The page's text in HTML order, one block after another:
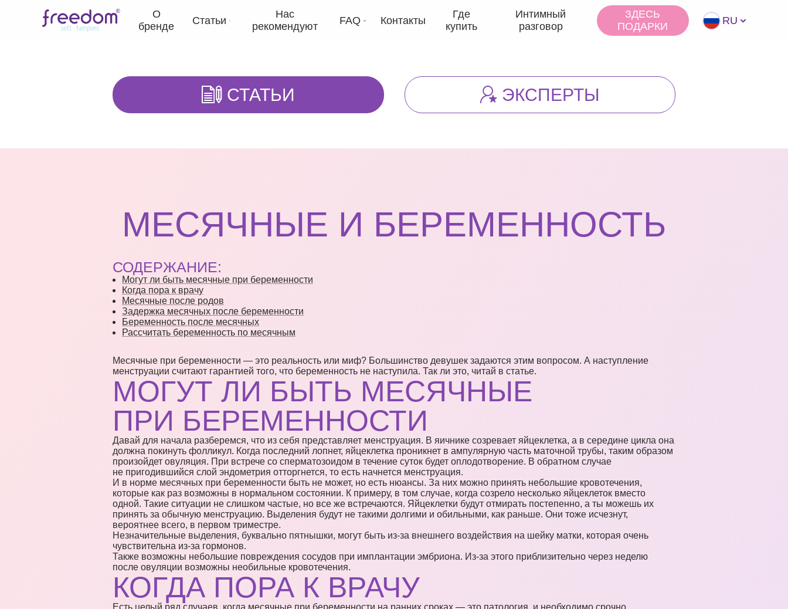
О
бренде
Статьи
Нас
рекомендуют
FAQ Контакты
Где
купить
Интимный
разговор
ЗДЕСЬ
ПОДАРКИ
RU
СТАТЬИ ЭКCПЕРТЫ
МЕСЯЧНЫЕ И БЕРЕМЕННОСТЬ
СОДЕРЖАНИЕ:
Могут ли быть месячные при беременности
Когда пора к врачу
Месячные после родов
Задержка месячных после беременности
Беременность после месячных
Рассчитать беременность по месячным
Месячные при беременности — это реальность или миф? Большинство девушек задаются этим вопросом. А наступление
менструации считают гарантией того, что беременность не наступила. Так ли это, читай в статье.
МОГУТ ЛИ БЫТЬ МЕСЯЧНЫЕ
ПРИ БЕРЕМЕННОСТИ
Давай для начала разберемся, что из себя представляет менструация. В яичнике созревает яйцеклетка, а в середине цикла она
должна покинуть фолликул. Когда последний лопнет, яйцеклетка проникнет в ампулярную часть маточной трубы, таким образом
произойдет овуляция. При встрече со сперматозоидом в течение суток будет оплодотворение. В обратном случае
не пригодившийся слой эндометрия отторгнется, то есть начнется менструация.
И в норме месячных при беременности быть не может, но есть нюансы. За них можно принять небольшие кровотечения,
которые как раз возможны в нормальном состоянии. К примеру, в том случае, когда созрело несколько яйцеклеток вместо
одной. Такие ситуации не слишком частые, но все же встречаются. Яйцеклетки будут отмирать постепенно, а ты можешь их
принять за обычную менструацию. Выделения будут не такими долгими и обильными, как раньше. Они тоже исчезнут,
вероятнее всего, в первом триместре.
Незначительные выделения, буквально пятнышки, могут быть из-за внешнего воздействия на шейку матки, которая очень
чувствительна из-за гормонов.
Также возможны небольшие повреждения сосудов при имплантации эмбриона. Из-за этого приблизительно через неделю
после овуляции возможны необильные кровотечения.
КОГДА ПОРА К ВРАЧУ